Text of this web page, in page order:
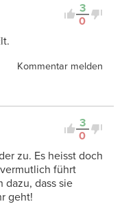
3
0
Kommentar melden
3
0
zu. Es heisst doch
führt
dazu, dass sie
geht!